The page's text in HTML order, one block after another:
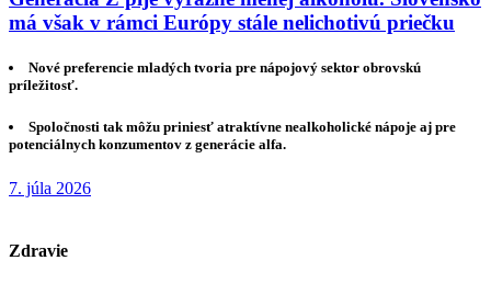
má však v rámci Európy stále nelichotivú priečku
Nové preferencie mladých tvoria pre nápojový sektor obrovskú
príležitosť.
Spoločnosti tak môžu priniesť atraktívne nealkoholické nápoje aj pre
potenciálnych konzumentov z generácie alfa.
7. júla 2026
Zdravie